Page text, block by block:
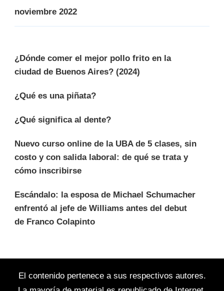
noviembre 2022
¿Dónde comer el mejor pollo frito en la
ciudad de Buenos Aires? (2024)
¿Qué es una piñata?
¿Qué significa al dente?
Nuevo curso online de la UBA de 5 clases, sin
costo y con salida laboral: de qué se trata y
cómo inscribirse
Escándalo: la esposa de Michael Schumacher
enfrentó al jefe de Williams antes del debut
de Franco Colapinto
El contenido pertenece a sus respectivos autores.